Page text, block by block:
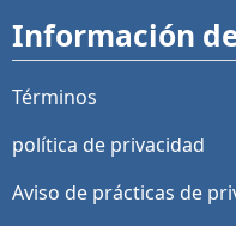
Información
Términos
política de privacidad
Aviso de prácticas de